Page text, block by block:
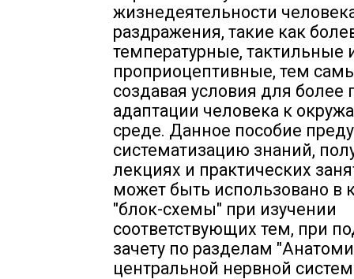
жизнедеятельности
раздражения, такие как
температурные, тактильные
проприоцептивные, тем
создавая условия для более
адаптации человека к
среде. Данное пособие
систематизацию знаний,
лекциях и практических
может быть использовано в
"блок-схемы" при изучении
соответствующих тем, при
зачету по разделам
центральной нервной